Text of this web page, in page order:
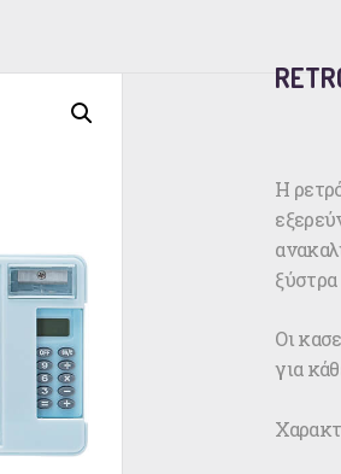
Η
ξύστρα
Οι
για